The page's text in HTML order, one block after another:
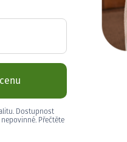
Dostupnost
Přečtěte